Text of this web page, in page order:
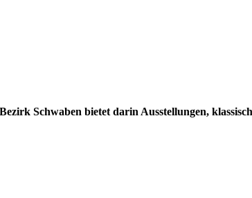
Schwaben bietet darin Ausstellungen,